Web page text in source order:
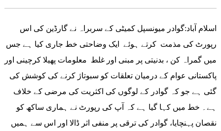
اسلام آباد:گوادر میونسپل کمیٹی کے سربراہ نے گارڈین کی اس
رپورٹ کی مذمت کرتے ہوئے ایک وضاحتی خط جاری کیا ہے جس
میں گمراہ کن ، بدنیتی پر مبنی اور غلط معلومات پھیلا کرچینی اور
پاکستانی عوام کے درمیان تعلقات کو سبوتاژ کرنے کی کوشش کی
گئی ہے جو کہ گوادر کے لوگوں کی اکثریت کی مرضی کے خلاف
ہے۔ خط میں کہا گیا ہے کہ آپ کی رپورٹ نے ہماری ساکھ کو
نقصان پہنچایا، گوادر کی ترقی پر منفی اثر ڈالا اور اس سے ہمیں